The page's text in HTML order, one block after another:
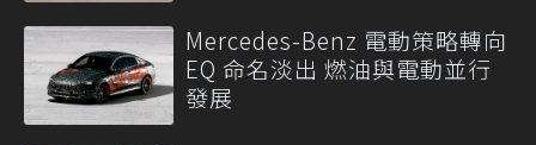
Mercedes-Benz 電動策略轉向
EQ 命名淡出 燃油與電動並行
發展